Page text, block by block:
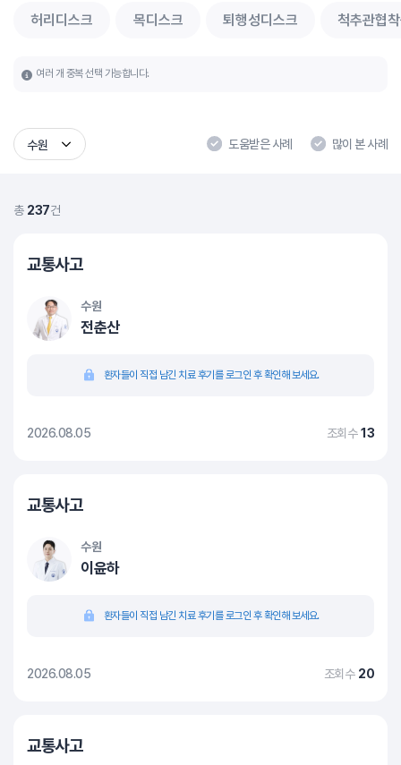
허리디스크 목디스크 퇴행성디스크 척추관협
여러 개 중복 선택 가능합니다.
수원 도움받은 사례 많이 본 사례
총 237건
교통사고
수원
전춘산
환자들이 직접 남긴 치료 후기를 로그인 후 확인해 보세요.
2026.08.05 조회수 13
교통사고
수원
이윤하
환자들이 직접 남긴 치료 후기를 로그인 후 확인해 보세요.
2026.08.05 조회수 20
교통사고